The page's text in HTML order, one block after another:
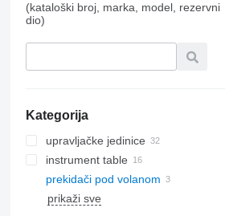
(kataloški broj, marka, model, rezervni
dio)
Kategorija
upravljačke jedinice
instrument table
prekidači pod volanom
prikaži sve